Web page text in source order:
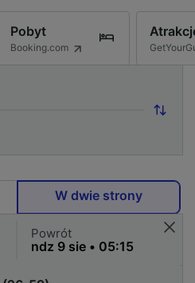
Pobyt
Booking.com
W dwie strony
Powrót